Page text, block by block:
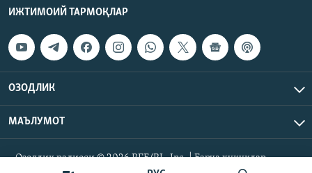
ИЖТИМОИЙ ТАРМОҚЛАР
ОЗОДЛИК
МАЪЛУМОТ
Озодлик радиоси © 2026 RFE/RL, Inc. | Барча ҳуқуқлар